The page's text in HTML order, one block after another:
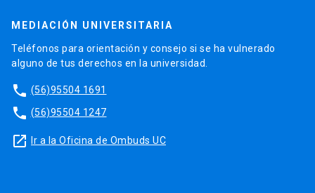
MEDIACIÓN UNIVERSITARIA
Teléfonos para orientación y consejo si se ha vulnerado
alguno de tus derechos en la universidad.
phone (56)95504 1691
phone (56)95504 1247
launch Ir a la Oficina de Ombuds UC